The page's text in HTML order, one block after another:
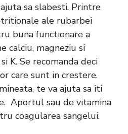
sa slabesti. Printre
ale rubarbei
buna functionare a
calciu, magneziu si
K. Se recomanda deci
care sunt in crestere.
te va ajuta sa iti
Aportul sau de vitamina
coagularea sangelui.